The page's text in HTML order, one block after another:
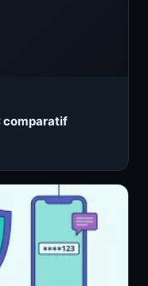
comparatif